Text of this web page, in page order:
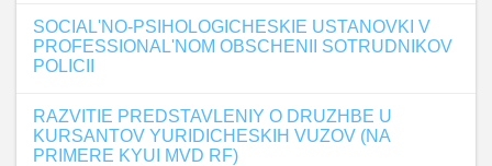
SOCIAL'NO-PSIHOLOGICHESKIE USTANOVKI V
PROFESSIONAL'NOM OBSCHENII SOTRUDNIKOV
POLICII
RAZVITIE PREDSTAVLENIY O DRUZHBE U
KURSANTOV YURIDICHESKIH VUZOV (NA
PRIMERE KYUI MVD RF)